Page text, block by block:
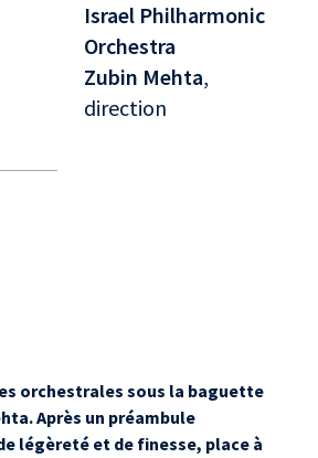
Israel Philharmonic
Orchestra
Zubin Mehta,
direction
orchestrales sous la baguette
Après un préambule
légèreté et de finesse, place à